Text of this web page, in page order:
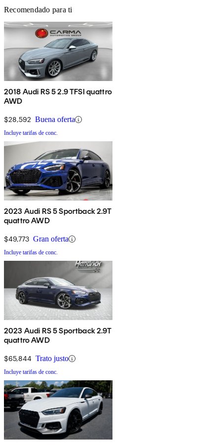
Recomendado para ti
2018 Audi RS 5 2.9 TFSI quattro
AWD
$28,592 Buena oferta
Incluye tarifas de conc.
2023 Audi RS 5 Sportback 2.9T
quattro AWD
$49,773 Gran oferta
Incluye tarifas de conc.
2023 Audi RS 5 Sportback 2.9T
quattro AWD
$65,844 Trato justo
Incluye tarifas de conc.